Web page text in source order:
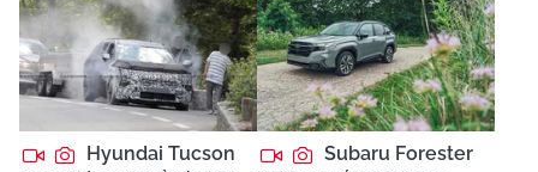
Hyundai Tucson
Subaru Forester